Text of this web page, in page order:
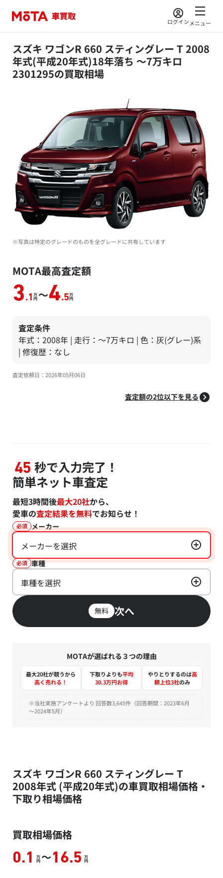
ログインメニュー
スズキ ワゴンR 660 スティングレー T 2008
年式(平成20年式)18年落ち ～7万キロ
2301295の買取相場
※写真は特定のグレードのものを全グレードに共有しています
MOTA最高査定額
3 .1 万
円 ～4.5万
円
査定条件
年式：2008年 | 走行：～7万キロ | 色：灰(グレー)系
| 修復歴：なし
査定依頼日：2026年05月06日
査定額の2位以下を見る
45 秒で入力完了！
簡単ネット車査定
最短3時間後最大20社から、
愛車の査定結果を無料でお知らせ！
必須 メーカー
メーカーを選択
必須 車種
車種を選択
無料 次へ
MOTAが選ばれる３つの理由
最大20社が競うから
高く売れる！
下取りよりも平均
30.3万円お得
やりとりするのは高
額上位3社のみ
※当社実施アンケートより 回答数3,645件（回答期間：2023年6月
～2024年5月）
スズキ ワゴンR 660 スティングレー T
2008年式 (平成20年式)の車買取相場価格・
下取り相場価格
買取相場価格
0.1 万
円 ～16.5 万
円